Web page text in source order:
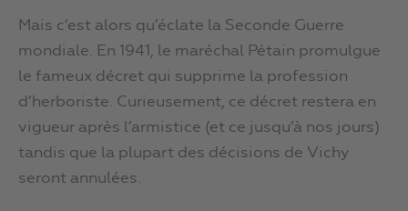
Mais c’est alors qu’éclate la Seconde Guerre
mondiale. En 1941, le maréchal Pétain promulgue
le fameux décret qui supprime la profession
d’herboriste. Curieusement, ce décret restera en
vigueur après l’armistice (et ce jusqu’à nos jours)
tandis que la plupart des décisions de Vichy
seront annulées.